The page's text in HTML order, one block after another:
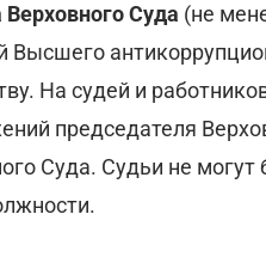
Верховного Суда (не
Высшего
На судей и
председателя
Суда. Судьи не могут